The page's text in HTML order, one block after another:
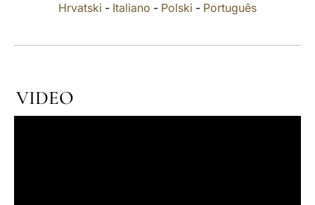
Hrvatski - Italiano - Polski - Português
VIDEO